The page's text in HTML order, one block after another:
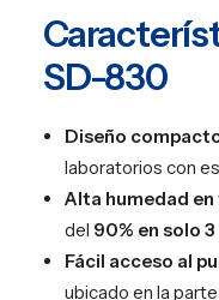
SD-830
Diseño
laboratorios con
Alta humedad
del 90% en solo
Fácil acceso al
ubicado en la